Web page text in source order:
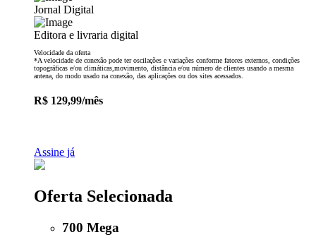
Jornal Digital
Editora e livraria digital
Velocidade da oferta
*A velocidade de conexão pode ter oscilações e variações conforme fatores externos, condições
topográficas e/ou climáticas,movimento, distância e/ou número de clientes usando a mesma
antena, do modo usado na conexão, das aplicações ou dos sites acessados.
R$ 129,99/mês
Assine já
Oferta Selecionada
700 Mega